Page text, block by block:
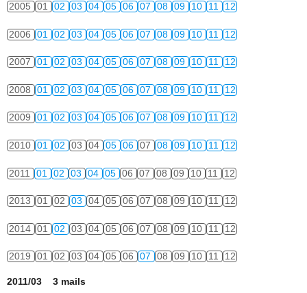
2005 01 02 03 04 05 06 07 08 09 10 11 12
2006 01 02 03 04 05 06 07 08 09 10 11 12
2007 01 02 03 04 05 06 07 08 09 10 11 12
2008 01 02 03 04 05 06 07 08 09 10 11 12
2009 01 02 03 04 05 06 07 08 09 10 11 12
2010 01 02 03 04 05 06 07 08 09 10 11 12
2011 01 02 03 04 05 06 07 08 09 10 11 12
2013 01 02 03 04 05 06 07 08 09 10 11 12
2014 01 02 03 04 05 06 07 08 09 10 11 12
2019 01 02 03 04 05 06 07 08 09 10 11 12
2011/03 3 mails